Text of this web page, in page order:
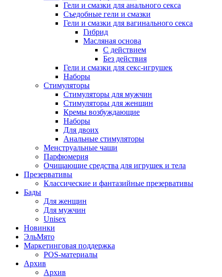
Гели и смазки для анального секса
Съедобные гели и смазки
Гели и смазки для вагинального секса
Гибрид
Масляная основа
С действием
Без действия
Гели и смазки для секс-игрушек
Наборы
Стимуляторы
Стимуляторы для мужчин
Стимуляторы для женщин
Кремы возбуждающие
Наборы
Для двоих
Анальные стимуляторы
Менструальные чаши
Парфюмерия
Очищающие средства для игрушек и тела
Презервативы
Классические и фантазийные презервативы
Бады
Для женщин
Для мужчин
Unisex
Новинки
ЭльМято
Маркетинговая поддержка
POS-материалы
Архив
Архив